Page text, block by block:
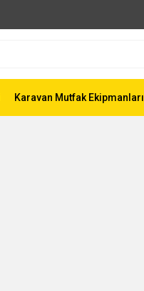
Karavan Mutfak Ekipmanları